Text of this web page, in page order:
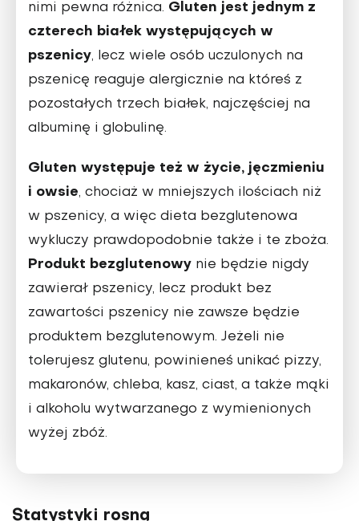
nimi pewna różnica. Gluten jest jednym z
czterech białek występujących w
pszenicy, lecz wiele osób uczulonych na
pszenicę reaguje alergicznie na któreś z
pozostałych trzech białek, najczęściej na
albuminę i globulinę.
Gluten występuje też w życie, jęczmieniu
i owsie, chociaż w mniejszych ilościach niż
w pszenicy, a więc dieta bezglutenowa
wykluczy prawdopodobnie także i te zboża.
Produkt bezglutenowy nie będzie nigdy
zawierał pszenicy, lecz produkt bez
zawartości pszenicy nie zawsze będzie
produktem bezglutenowym. Jeżeli nie
tolerujesz glutenu, powinieneś unikać pizzy,
makaronów, chleba, kasz, ciast, a także mąki
i alkoholu wytwarzanego z wymienionych
wyżej zbóż.
Statystyki rosną